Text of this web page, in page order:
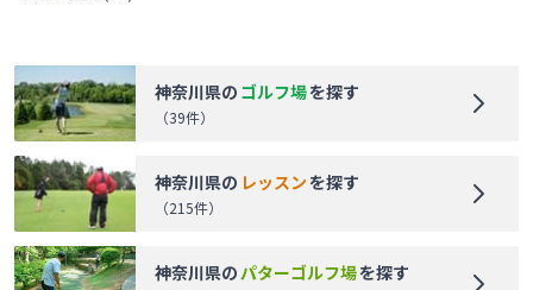
神奈川県の ゴルフ場を探す
（39件）
神奈川県の レッスンを探す
（215件）
神奈川県のパターゴルフ場を探す